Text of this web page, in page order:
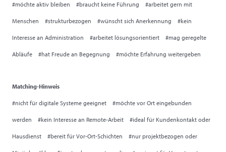
#möchte aktiv bleiben #braucht keine Führung #arbeitet gern mit
Menschen #strukturbezogen #wünscht sich Anerkennung #kein
Interesse an Administration #arbeitet lösungsorientiert #mag geregelte
Abläufe #hat Freude an Begegnung #möchte Erfahrung weitergeben
Matching-Hinweis
#nicht für digitale Systeme geeignet #möchte vor Ort eingebunden
werden #kein Interesse an Remote-Arbeit #ideal für Kundenkontakt oder
Hausdienst #bereit für Vor-Ort-Schichten #nur projektbezogen oder